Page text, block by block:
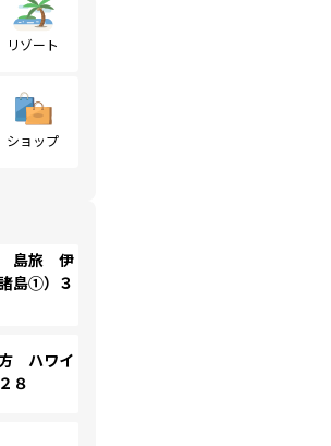
リゾート
ショップ
島旅 伊
島①）３
ハワイ
８